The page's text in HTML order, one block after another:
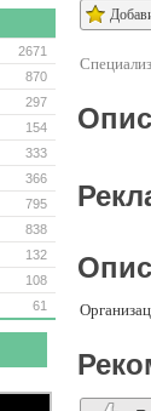
2671
870
297
154
333
366
795
838
132
108
61